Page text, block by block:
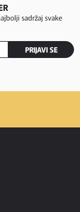
sadržaj svake
PRIJAVI SE